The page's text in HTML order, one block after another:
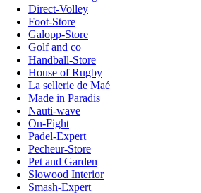
Direct-Volley
Foot-Store
Galopp-Store
Golf and co
Handball-Store
House of Rugby
La sellerie de Maé
Made in Paradis
Nauti-wave
On-Fight
Padel-Expert
Pecheur-Store
Pet and Garden
Slowood Interior
Smash-Expert